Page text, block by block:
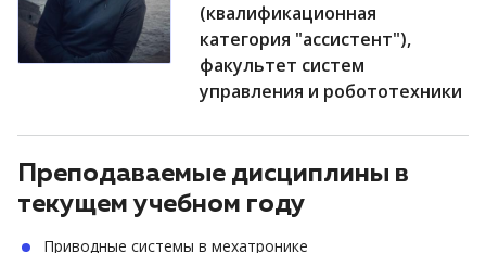
(квалификационная
категория "ассистент"),
факультет систем
управления и робототехники
Преподаваемые дисциплины в
текущем учебном году
Приводные системы в мехатронике